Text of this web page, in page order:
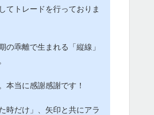
てトレードを行っておりま
の乖離で生まれる「縦線」
本当に感謝感謝です！
時だけ」、矢印と共にアラ